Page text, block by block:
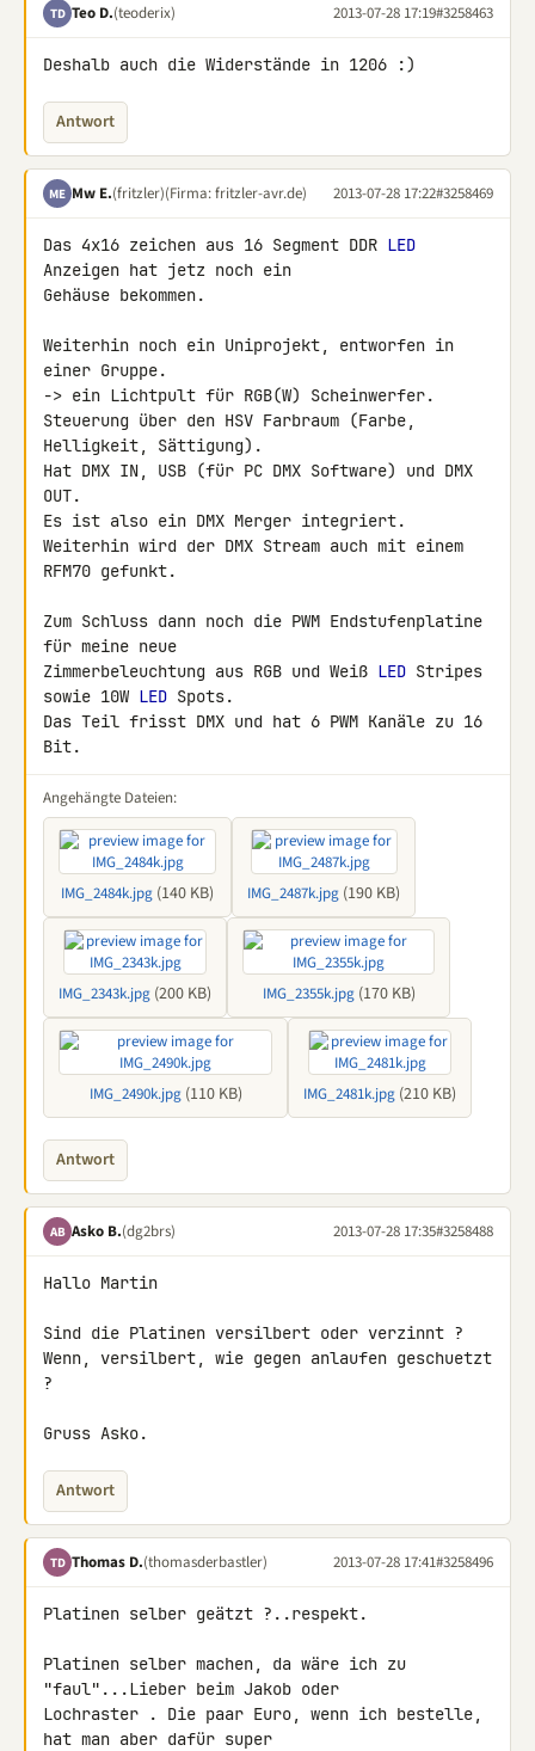
TD Teo D.(teoderix) 2013-07-28 17:19#3258463
Deshalb auch die Widerstände in 1206 :)
Antwort
ME Mw E.(fritzler)(Firma: fritzler-avr.de) 2013-07-28 17:22#3258469
Das 4x16 zeichen aus 16 Segment DDR LED
Anzeigen hat jetz noch ein
Gehäuse bekommen.
Weiterhin noch ein Uniprojekt, entworfen in
einer Gruppe.
-> ein Lichtpult für RGB(W) Scheinwerfer.
Steuerung über den HSV Farbraum (Farbe,
Helligkeit, Sättigung).
Hat DMX IN, USB (für PC DMX Software) und DMX
OUT.
Es ist also ein DMX Merger integriert.
Weiterhin wird der DMX Stream auch mit einem
RFM70 gefunkt.
Zum Schluss dann noch die PWM Endstufenplatine
für meine neue
Zimmerbeleuchtung aus RGB und Weiß LED Stripes
sowie 10W LED Spots.
Das Teil frisst DMX und hat 6 PWM Kanäle zu 16
Bit.
Angehängte Dateien:
IMG_2484k.jpg (140 KB) IMG_2487k.jpg (190 KB)
IMG_2343k.jpg (200 KB) IMG_2355k.jpg(170 KB)
IMG_2490k.jpg(110 KB) IMG_2481k.jpg (210 KB)
Antwort
AB Asko B.(dg2brs) 2013-07-28 17:35#3258488
Hallo Martin
Sind die Platinen versilbert oder verzinnt ?
Wenn, versilbert, wie gegen anlaufen geschuetzt
?
Gruss Asko.
Antwort
TD Thomas D.(thomasderbastler) 2013-07-28 17:41#3258496
Platinen selber geätzt ?..respekt.
Platinen selber machen, da wäre ich zu
"faul"...Lieber beim Jakob oder
Lochraster . Die paar Euro, wenn ich bestelle,
hat man aber dafür super